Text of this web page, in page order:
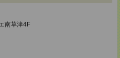
南草津4F